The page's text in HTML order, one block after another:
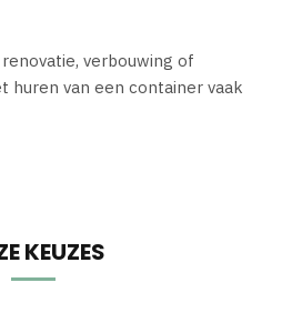
verbouwing of
huren van een container vaak
KEUZES